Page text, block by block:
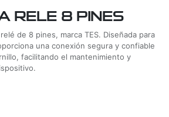
RELE 8 PINES
de 8 pines, marca TES. Diseñada para
una conexión segura y confiable
facilitando el mantenimiento y